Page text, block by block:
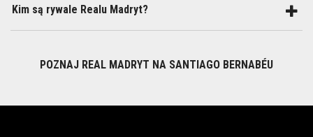
Kim są rywale Realu Madryt?
POZNAJ REAL MADRYT NA SANTIAGO BERNABÉU